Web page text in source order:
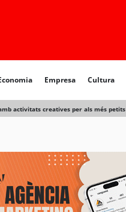
Empresa Cultura
activitats creatives per als més petits